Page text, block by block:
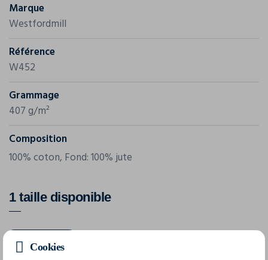
Marque
Westfordmill
Référence
W452
Grammage
407 g/m²
Composition
100% coton, Fond: 100% jute
1 taille disponible
taille unique
Cookies